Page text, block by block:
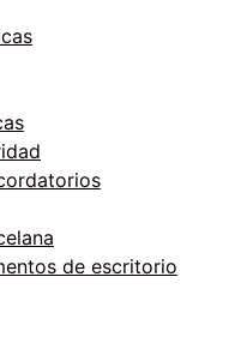
de escritorio